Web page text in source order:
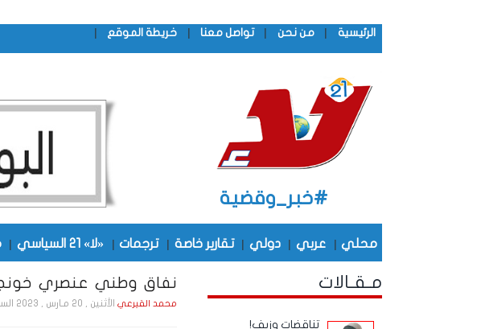
الرئيسية | من نحن | تواصل معنا | خريطة الموقع |
#خبر_وقضية
محلي | عربي | دولي | تقارير خاصة | ترجمات | «لا» 21 السياسي |
نفاق وطني عنصري
محمد القيرعيالأثنين , 20 مـارس , 2023 الساعة 7:59:02 PM
مـقـالات
تناقضات وزيف!